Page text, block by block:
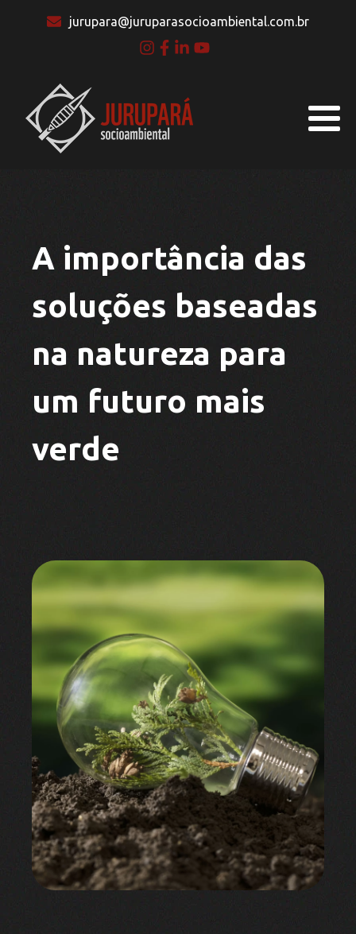
jurupara@juruparasocioambiental.com.br
A importância das
soluções baseadas
na natureza para
um futuro mais
verde